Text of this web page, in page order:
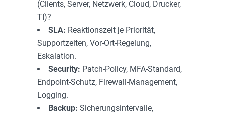
(Clients, Server, Netzwerk, Cloud, Drucker,
TI)?
SLA: Reaktionszeit je Priorität,
Supportzeiten, Vor-Ort-Regelung,
Eskalation.
Security: Patch-Policy, MFA-Standard,
Endpoint-Schutz, Firewall-Management,
Logging.
Backup: Sicherungsintervalle,